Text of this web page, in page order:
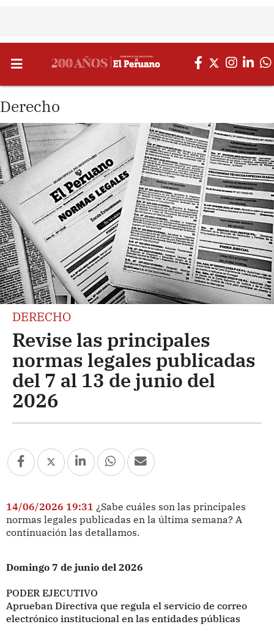
Derecho
DERECHO
Revise las principales
normas legales publicadas
del 7 al 13 de junio del
2026
14/06/2026 19:31 ¿Sabe cuáles son las principales
normas legales publicadas en la última semana? A
continuación las detallamos.
Domingo 7 de junio del 2026
PODER EJECUTIVO
Aprueban Directiva que regula el servicio de correo
electrónico institucional en las entidades públicas